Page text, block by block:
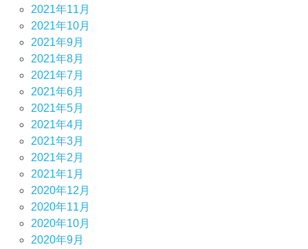
2021年11月
2021年10月
2021年9月
2021年8月
2021年7月
2021年6月
2021年5月
2021年4月
2021年3月
2021年2月
2021年1月
2020年12月
2020年11月
2020年10月
2020年9月